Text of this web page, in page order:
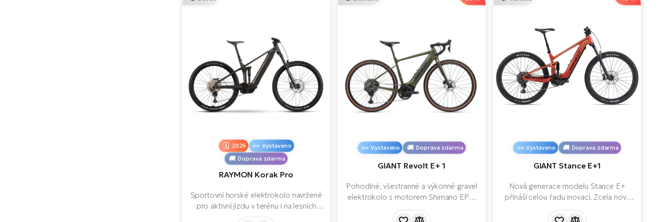
Vystaveno
2026
Doprava zdarma
RAYMON Korak Pro
Sportovní horské elektrokolo navržené
pro aktivní jízdu v terénu i na lesních
Vystaveno Doprava zdarma
GIANT Revolt E+ 1
Pohodlné, všestranné a výkonné gravel
elektrokolo s motorem Shimano EP6,
hydraulickými brzdami a 11 rychlostmi. S
Vystaveno Doprava zdarma
GIANT Stance E+1
Nová generace modelu Stance E+
přináší celou řadu inovací. Zcela nový
poskytuje vyšší zdvih.